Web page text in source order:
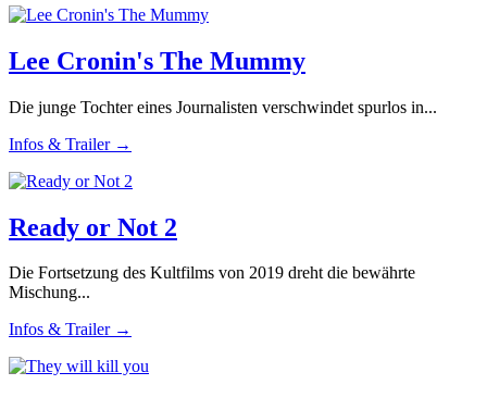
Lee Cronin's The Mummy
Die junge Tochter eines Journalisten verschwindet spurlos in...
Infos & Trailer →
Ready or Not 2
Die Fortsetzung des Kultfilms von 2019 dreht die bewährte
Mischung...
Infos & Trailer →